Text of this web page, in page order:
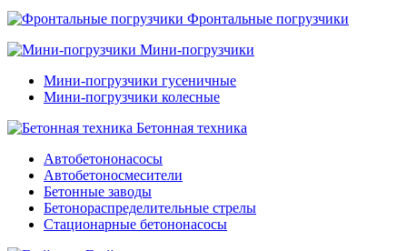
Фронтальные погрузчики
Мини-погрузчики
Мини-погрузчики гусеничные
Мини-погрузчики колесные
Бетонная техника
Автобетононасосы
Автобетоносмесители
Бетонные заводы
Бетонораспределительные стрелы
Стационарные бетононасосы